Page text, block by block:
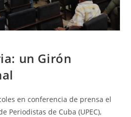
un Girón
en conferencia de prensa el
Periodistas de Cuba (UPEC),